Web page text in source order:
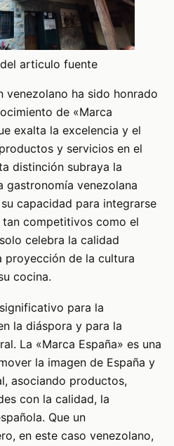
articulo fuente
venezolano ha sido honrado
de «Marca
exalta la excelencia y el
y servicios en el
distinción subraya la
gastronomía venezolana
capacidad para integrarse
competitivos como el
celebra la calidad
proyección de la cultura
cocina.
para la
la diáspora y para la
La «Marca España» es una
la imagen de España y
asociando productos,
con la calidad, la
Que un
en este caso venezolano,